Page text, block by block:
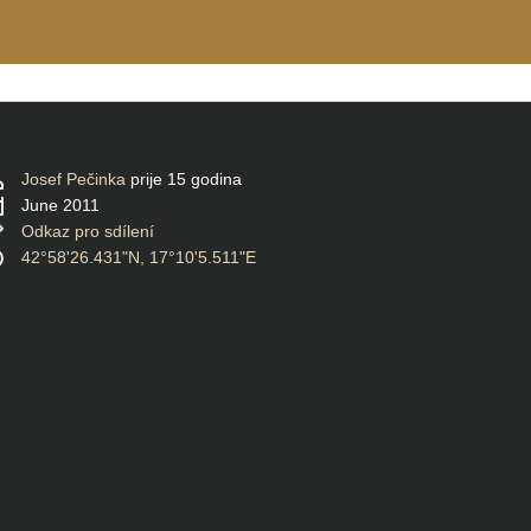
Josef Pečinka prije 15 godina
June 2011
Odkaz pro sdílení
42°58'26.431"N, 17°10'5.511"E